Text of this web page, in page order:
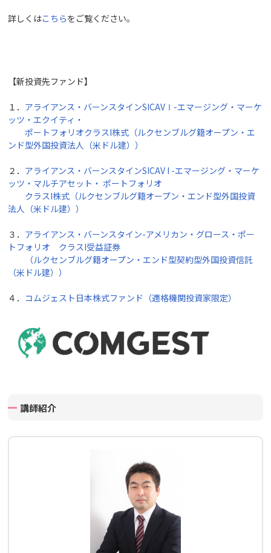
詳しくはこちらをご覧ください。
【新投資先ファンド】
１． アライアンス・バーンスタインSICAVⅠ-エマージング・マーケ
ッツ・エクイティ・
ポートフォリオクラスI株式（ルクセンブルグ籍オープン・エ
ンド型外国投資法人（米ドル建））
２． アライアンス・バーンスタインSICAV I -エマージング・マーケ
ッツ・マルチアセット・ ポートフォリオ
クラスI株式（ルクセンブルグ籍オープン・エンド型外国投資
法人（米ドル建））
３． アライアンス・バーンスタイン-アメリカン・グロース・ポー
トフォリオ クラスI受益証券
（ルクセンブルグ籍オープン・エンド型契約型外国投資信託
（米ドル建））
４． コムジェスト日本株式ファンド（適格機関投資家限定）
講師紹介